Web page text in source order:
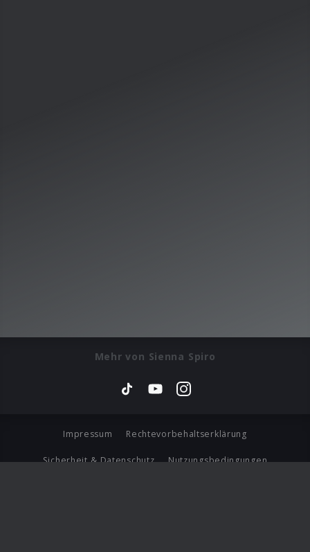
Mehr von Sienna Spiro
Impressum Rechtevorbehaltserklärung
Sicherheit & Datenschutz Nutzungsbedingungen